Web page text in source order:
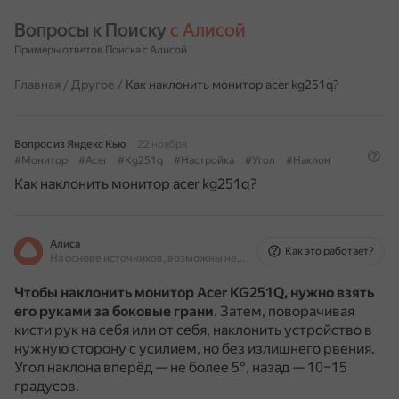
Вопросы к Поиску с Алисой
Примеры ответов Поиска с Алисой
Главная / Другое / Как наклонить монитор acer kg251q?
Вопрос из Яндекс Кью
22 ноября
#Монитор
#Acer #Kg251q #Настройка #Угол #Наклон
Как наклонить монитор acer kg251q?
Алиса
На основе источников, возможны неточности
Как это работает?
Чтобы наклонить монитор Acer KG251Q, нужно взять
его руками за боковые грани. Затем, поворачивая
кисти рук на себя или от себя, наклонить устройство в
нужную сторону с усилием, но без излишнего рвения.
Угол наклона вперёд — не более 5°, назад — 10–15
градусов.